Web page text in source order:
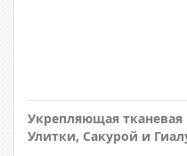
Укрепляющая тканевая
Улитки, Сакурой и